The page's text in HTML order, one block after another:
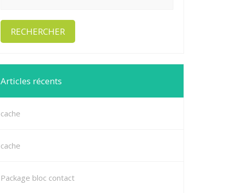
Articles récents
cache
cache
Package bloc contact